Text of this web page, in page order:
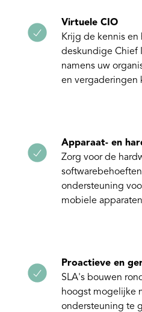
Virtuele CIO
Krijg de kennis en
deskundige Chief
namens uw
en vergaderingen
Apparaat- en
Zorg voor de
ondersteuning
mobiele
Proactieve en
SLA's bouwen
hoogst mogelijke
ondersteuning te